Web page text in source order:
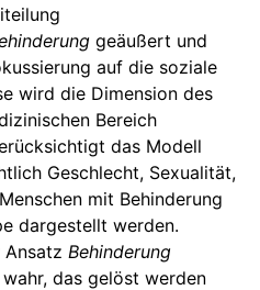
geäußert und
auf die soziale
wird die Dimension des
Bereich
das Modell
Geschlecht, Sexualität,
mit Behinderung
dargestellt werden.
Ansatz Behinderung
das gelöst werden